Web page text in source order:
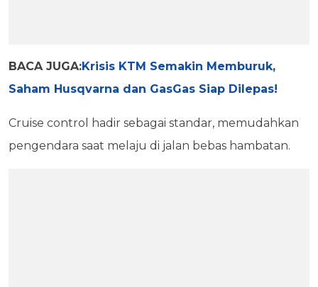
BACA JUGA:Krisis KTM Semakin Memburuk,
Saham Husqvarna dan GasGas Siap Dilepas!
Cruise control hadir sebagai standar, memudahkan
pengendara saat melaju di jalan bebas hambatan.